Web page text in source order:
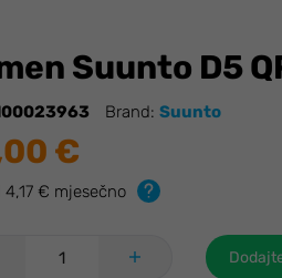
Suunto D5
Brand: Suunto
€
4,17 € mjesečno